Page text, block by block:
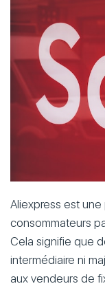
Aliexpress est
consommateurs
Cela signifie que
intermédiaire ni
aux vendeurs de